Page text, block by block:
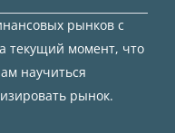
рынков с
текущий момент, что
научиться
рынок.